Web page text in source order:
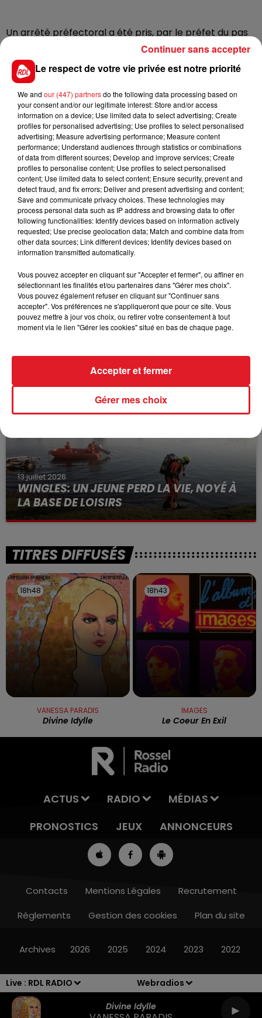
Live : RDL RADIO
Webradios
Divine Idylle
8h00 - 10h00
Un arrêté préfectoral a été pris, par le préfet du pas
de calais, pour le stockage des poids lourds en
partance pour le Royaume-Uni. Afin d’éviter un
encombrement sur la rocade portuaire, sur l’A16 en
camions de plus de 7,5 tonnes seront ainsi mis en
attente puis filtrés à Ghyvelde dans le Dunkerquois,
à Saint-Folquin dans le Calaisis, et à Setques dans
l’Audomarois (A26). La mesure pouvait d’ailleurs être
mise en place dès ce lundi à 14 heures.
FIL D'ACTUS
15 juillet 2026
VOLONTAIRE EN COURS, APRÈS LA...
Selon les premiers éléments, le logement servait
à des prostituées
13 juillet 2026
WINGLES: UN JEUNE PERD LA VIE, NOYÉ À
LA BASE DE LOISIRS
La victime a coulé à pic
TITRES DIFFUSÉS
18h48
18h48
VANESSA PARADIS
Divine Idylle
18h43
18h43
IMAGES
Le Coeur En Exil
ACTUS RADIO
MÉDIAS
PRONOSTICS
JEUX ANNONCEURS
Contacts Mentions Légales
Recrutement
Règlements
Gestion des cookies Plan du site
Archives 2026 2025 2024 2023 2022
Le respect de votre vie privée est notre priorité
We and our (447) partnersdo the following data processing based on
your consent and/or our legitimate interest: Store and/or access
information on a device; Use limited data to select advertising; Create
profiles for personalised advertising; Use profiles to select personalised
advertising; Measure advertising performance; Measure content
performance; Understand audiences through statistics or combinations
of data from different sources; Develop and improve services; Create
profiles to personalise content; Use profiles to select personalised
content; Use limited data to select content; Ensure security, prevent and
detect fraud, and fix errors; Deliver and present advertising and content;
Save and communicate privacy choices. These technologies may
process personal data such as IP address and browsing data to offer
following functionalities: Identify devices based on information actively
requested; Use precise geolocation data; Match and combine data from
other data sources; Link different devices; Identify devices based on
information transmitted automatically.
Vous pouvez accepter en cliquant sur "Accepter et fermer", ou affiner en
sélectionnant les finalités et/ou partenaires dans "Gérer mes choix".
Vous pouvez également refuser en cliquant sur "Continuer sans
accepter". Vos préférences ne s'appliqueront que pour ce site. Vous
pouvez mettre à jour vos choix, ou retirer votre consentement à tout
moment via le lien "Gérer les cookies" situé en bas de chaque page.
Gérer mes choix
Accepter et fermer
Continuer sans accepter